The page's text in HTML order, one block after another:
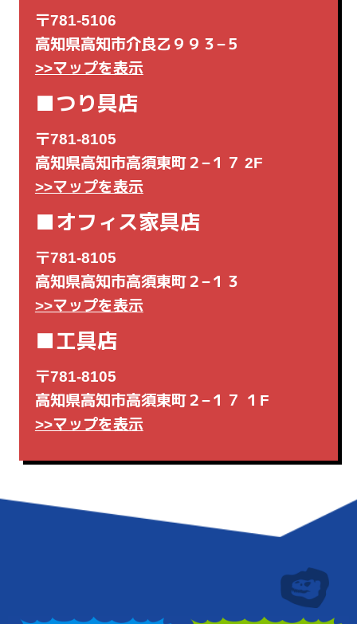
〒781-5106
高知県高知市介良乙９９３−５
>>マップを表示
■つり具店
〒781-8105
高知県高知市高須東町２−１７ 2F
>>マップを表示
■オフィス家具店
〒781-8105
高知県高知市高須東町２−１３
>>マップを表示
■工具店
〒781-8105
高知県高知市高須東町２−１７ １F
>>マップを表示